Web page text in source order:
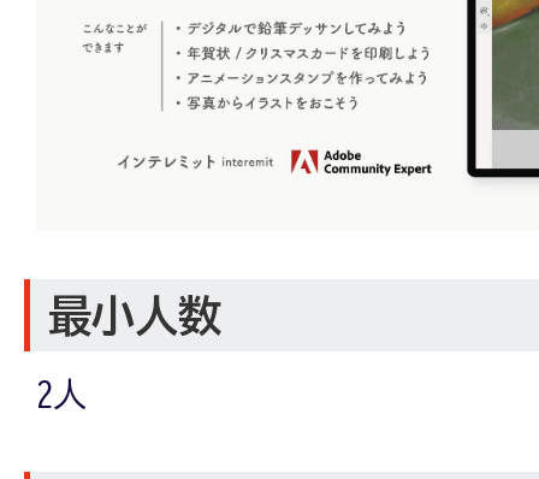
最小人数
2人